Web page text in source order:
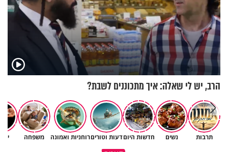
הרב, יש לי שאלה: איך מתכוננים לשבת?
תרבות נשים חדשות היוםדעות וטוריםרוחניות ואמונה משפחה
גם ׳הרע׳ זה הרחמים של בורא